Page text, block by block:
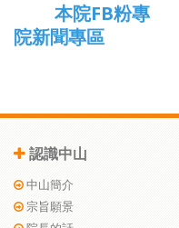
本院FB粉專
院新聞專區
認識中山
中山簡介
宗旨願景